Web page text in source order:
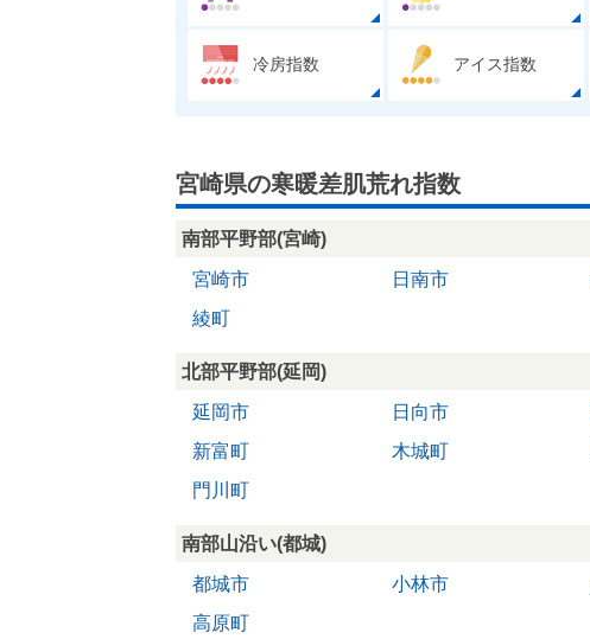
冷房指数 アイス指数
宮崎県の寒暖差肌荒れ指数
南部平野部(宮崎)
宮崎市
日南市
綾町
北部平野部(延岡)
延岡市
日向市
新富町
木城町
門川町
南部山沿い(都城)
都城市
小林市
高原町